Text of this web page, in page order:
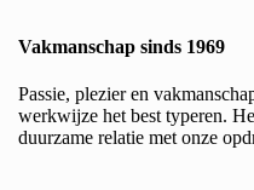
Vakmanschap sinds 1969
Passie, plezier en
werkwijze het best typeren.
duurzame relatie met onze